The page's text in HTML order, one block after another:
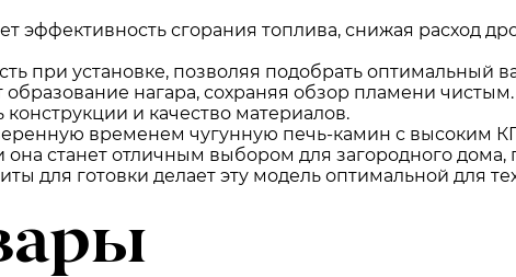
эффективность сгорания топлива, снижая расход
при установке, позволяя подобрать оптимальный
образование нагара, сохраняя обзор пламени чистым.
и качество материалов.
временем чугунную печь-камин с высоким
станет отличным выбором для загородного дома,
для готовки делает эту модель оптимальной для